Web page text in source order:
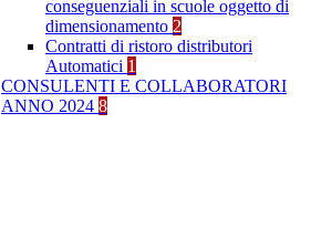
conseguenziali in scuole oggetto di
dimensionamento 2
Contratti di ristoro distributori
Automatici 1
CONSULENTI E COLLABORATORI
ANNO 2024 8